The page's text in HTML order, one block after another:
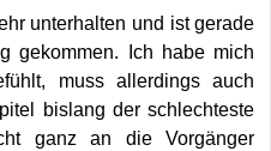
unterhalten und ist gerade
gekommen. Ich habe mich
muss allerdings auch
bislang der schlechteste
ganz an die Vorgänger